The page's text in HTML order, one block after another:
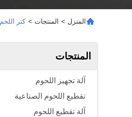
المنزل > المنتجات > كتر اللحم
المنتجات
آلة تجهيز اللحوم
تقطيع اللحوم الصناعية
آلة تقطيع اللحوم